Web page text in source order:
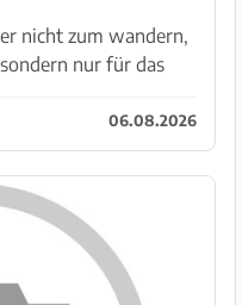
nicht zum wandern,
nur für das
06.08.2026